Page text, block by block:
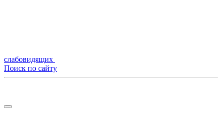
слабовидящих
Поиск по сайту